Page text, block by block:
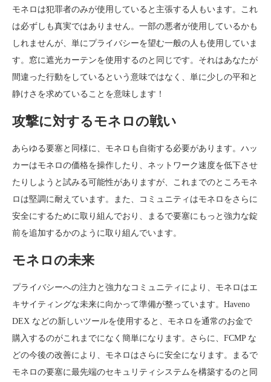
モネロは犯罪者のみが使用していると主張する人もいます。これ
は必ずしも真実ではありません。一部の悪者が使用しているかも
しれませんが、単にプライバシーを望む一般の人も使用していま
す。窓に遮光カーテンを使用するのと同じです。それはあなたが
間違った行動をしているという意味ではなく、単に少しの平和と
静けさを求めていることを意味します！
攻撃に対するモネロの戦い
あらゆる要塞と同様に、モネロも自衛する必要があります。ハッ
カーはモネロの価格を操作したり、ネットワーク速度を低下させ
たりしようと試みる可能性がありますが、これまでのところモネ
ロは堅調に耐えています。また、コミュニティはモネロをさらに
安全にするために取り組んでおり、まるで要塞にもっと強力な錠
前を追加するかのように取り組んでいます。
モネロの未来
プライバシーへの注力と強力なコミュニティにより、モネロはエ
キサイティングな未来に向かって準備が整っています。Haveno
DEX などの新しいツールを使用すると、モネロを通常のお金で
購入するのがこれまでになく簡単になります。さらに、FCMP な
どの今後の改善により、モネロはさらに安全になります。まるで
モネロの要塞に最先端のセキュリティシステムを構築するのと同